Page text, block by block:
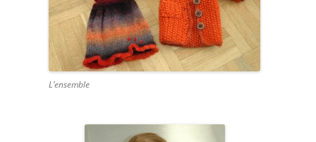
L’ensemble